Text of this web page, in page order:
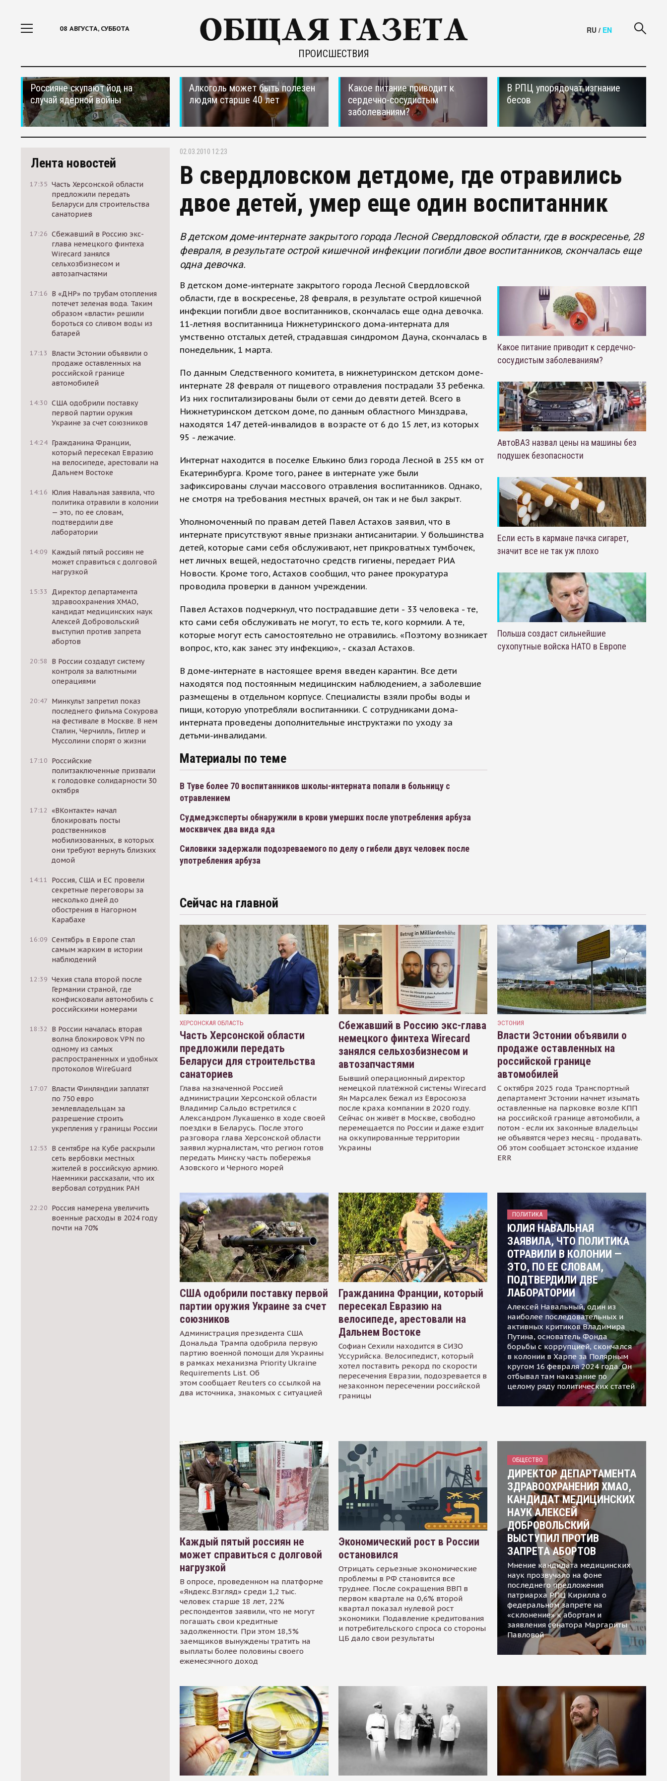
08 АВГУСТА, СУББОТА
ПРОИСШЕСТВИЯ
RU / EN
Россияне скупают йод на
случай ядерной войны
Алкоголь может быть полезен
людям старше 40 лет
Какое питание приводит к
сердечно-сосудистым
заболеваниям?
В РПЦ упорядочат изгнание
бесов
Лента новостей
17:35 Часть Херсонской области
предложили передать
Беларуси для строительства
санаториев
17:26 Сбежавший в Россию экс-
глава немецкого финтеха
Wirecard занялся
сельхозбизнесом и
автозапчастями
17:16 В «ДНР» по трубам отопления
потечет зеленая вода. Таким
образом «власти» решили
бороться со сливом воды из
батарей
17:13
Власти Эстонии объявили о
продаже оставленных на
российской границе
автомобилей
14:30 США одобрили поставку
первой партии оружия
Украине за счет союзников
14:24 Гражданина Франции,
который пересекал Евразию
на велосипеде, арестовали на
Дальнем Востоке
14:16 Юлия Навальная заявила, что
политика отравили в колонии
— это, по ее словам,
подтвердили две
лаборатории
14:09 Каждый пятый россиян не
может справиться с долговой
нагрузкой
15:33
Директор департамента
здравоохранения ХМАО,
кандидат медицинских наук
Алексей Добровольский
выступил против запрета
абортов
20:58
В России создадут систему
контроля за валютными
операциями
20:47 Минкульт запретил показ
последнего фильма Сокурова
на фестивале в Москве. В нем
Сталин, Черчилль, Гитлер и
Муссолини спорят о жизни
17:10 Российские
политзаключенные призвали
к голодовке солидарности 30
октября
17:12 «ВКонтакте» начал
блокировать посты
родственников
мобилизованных, в которых
они требуют вернуть близких
домой
14:11
Россия, США и ЕС провели
секретные переговоры за
несколько дней до
обострения в Нагорном
Карабахе
16:09 Сентябрь в Европе стал
самым жарким в истории
наблюдений
12:39 Чехия стала второй после
Германии страной, где
конфисковали автомобиль с
российскими номерами
18:32
В России началась вторая
волна блокировок VPN по
одному из самых
распространенных и удобных
протоколов WireGuard
17:07 Власти Финляндии заплатят
по 750 евро
землевладельцам за
разрешение строить
укрепления у границы России
12:53
В сентябре на Кубе раскрыли
сеть вербовки местных
жителей в российскую армию.
Наемники рассказали, что их
вербовал сотрудник РАН
22:20 Россия намерена увеличить
военные расходы в 2024 году
почти на 70%
02.03.2010 12:23
В свердловском детдоме, где отравились
двое детей, умер еще один воспитанник
В детском доме-интернате закрытого города Лесной Свердловской области, где в воскресенье, 28
февраля, в результате острой кишечной инфекции погибли двое воспитанников, скончалась еще
одна девочка.
В детском доме-интернате закрытого города Лесной Свердловской
области, где в воскресенье, 28 февраля, в результате острой кишечной
инфекции погибли двое воспитанников, скончалась еще одна девочка.
11-летняя воспитанница Нижнетуринского дома-интерната для
умственно отсталых детей, страдавшая синдромом Дауна, скончалась в
понедельник, 1 марта.
По данным Следственного комитета, в нижнетуринском детском доме-
интернате 28 февраля от пищевого отравления пострадали 33 ребенка.
Из них госпитализированы были от семи до девяти детей. Всего в
Нижнетуринском детском доме, по данным областного Минздрава,
находятся 147 детей-инвалидов в возрасте от 6 до 15 лет, из которых
95 - лежачие.
Интернат находится в поселке Елькино близ города Лесной в 255 км от
Екатеринбурга. Кроме того, ранее в интернате уже были
зафиксированы случаи массового отравления воспитанников. Однако,
не смотря на требования местных врачей, он так и не был закрыт.
Уполномоченный по правам детей Павел Астахов заявил, что в
интернате присутствуют явные признаки антисанитарии. У большинства
детей, которые сами себя обслуживают, нет прикроватных тумбочек,
нет личных вещей, недостаточно средств гигиены, передает РИА
Новости. Кроме того, Астахов сообщил, что ранее прокуратура
проводила проверки в данном учреждении.
Павел Астахов подчеркнул, что пострадавшие дети - 33 человека - те,
кто сами себя обслуживать не могут, то есть те, кого кормили. А те,
которые могут есть самостоятельно не отравились. «Поэтому возникает
вопрос, кто, как занес эту инфекцию», - сказал Астахов.
В доме-интернате в настоящее время введен карантин. Все дети
находятся под постоянным медицинским наблюдением, а заболевшие
размещены в отдельном корпусе. Специалисты взяли пробы воды и
пищи, которую употребляли воспитанники. С сотрудниками дома-
интерната проведены дополнительные инструктажи по уходу за
детьми-инвалидами.
Материалы по теме
В Туве более 70 воспитанников школы-интерната попали в больницу с
отравлением
Судмедэксперты обнаружили в крови умерших после употребления арбуза
москвичек два вида яда
Силовики задержали подозреваемого по делу о гибели двух человек после
употребления арбуза
Какое питание приводит к сердечно-
сосудистым заболеваниям?
АвтоВАЗ назвал цены на машины без
подушек безопасности
Если есть в кармане пачка сигарет,
значит все не так уж плохо
Польша создаст сильнейшие
сухопутные войска НАТО в Европе
Сейчас на главной
ХЕРСОНСКАЯ ОБЛАСТЬ
Часть Херсонской области
предложили передать
Беларуси для строительства
санаториев
Глава назначенной Россией
администрации Херсонской области
Владимир Сальдо встретился с
Александром Лукашенко в ходе своей
поездки в Беларусь. После этого
разговора глава Херсонской области
заявил журналистам, что регион готов
передать Минску часть побережья
Азовского и Черного морей
Сбежавший в Россию экс-глава
немецкого финтеха Wirecard
занялся сельхозбизнесом и
автозапчастями
Бывший операционный директор
немецкой платёжной системы Wirecard
Ян Марсалек бежал из Евросоюза
после краха компании в 2020 году.
Сейчас он живёт в Москве, свободно
перемещается по России и даже ездит
на оккупированные территории
Украины
ЭСТОНИЯ
Власти Эстонии объявили о
продаже оставленных на
российской границе
автомобилей
С октября 2025 года Транспортный
департамент Эстонии начнет изымать
оставленные на парковке возле КПП
на российской границе автомобили, а
потом - если их законные владельцы
не объявятся через месяц - продавать.
Об этом сообщает эстонское издание
ERR
США одобрили поставку первой
партии оружия Украине за счет
союзников
Администрация президента США
Дональда Трампа одобрила первую
партию военной помощи для Украины
в рамках механизма Priority Ukraine
Requirements List. Об
этом сообщает Reuters со ссылкой на
два источника, знакомых с ситуацией
Гражданина Франции, который
пересекал Евразию на
велосипеде, арестовали на
Дальнем Востоке
Софиан Сехили находится в СИЗО
Уссурийска. Велосипедист, который
хотел поставить рекорд по скорости
пересечения Евразии, подозревается в
незаконном пересечении российской
границы
ПОЛИТИКА
ЮЛИЯ НАВАЛЬНАЯ
ЗАЯВИЛА, ЧТО ПОЛИТИКА
ОТРАВИЛИ В КОЛОНИИ —
ЭТО, ПО ЕЕ СЛОВАМ,
ПОДТВЕРДИЛИ ДВЕ
ЛАБОРАТОРИИ
Алексей Навальный, один из
наиболее последовательных и
активных критиков Владимира
Путина, основатель Фонда
борьбы с коррупцией, скончался
в колонии в Харпе за Полярным
кругом 16 февраля 2024 года. Он
отбывал там наказание по
целому ряду политических статей
Каждый пятый россиян не
может справиться с долговой
нагрузкой
В опросе, проведенном на платформе
«Яндекс.Взгляд» среди 1,2 тыс.
человек старше 18 лет, 22%
респондентов заявили, что не могут
погашать свои кредитные
задолженности. При этом 18,5%
заемщиков вынуждены тратить на
выплаты более половины своего
ежемесячного доход
Экономический рост в России
остановился
Отрицать серьезные экономические
проблемы в РФ становится все
труднее. После сокращения ВВП в
первом квартале на 0,6% второй
квартал показал нулевой рост
экономики. Подавление кредитования
и потребительского спроса со стороны
ЦБ дало свои результаты
ОБЩЕСТВО
ДИРЕКТОР ДЕПАРТАМЕНТА
ЗДРАВООХРАНЕНИЯ ХМАО,
КАНДИДАТ МЕДИЦИНСКИХ
НАУК АЛЕКСЕЙ
ДОБРОВОЛЬСКИЙ
ВЫСТУПИЛ ПРОТИВ
ЗАПРЕТА АБОРТОВ
Мнение кандидата медицинских
наук прозвучало на фоне
последнего предложения
патриарха РПЦ Кирилла о
федеральном запрете на
«склонение» к абортам и
заявления сенатора Маргариты
Павловой